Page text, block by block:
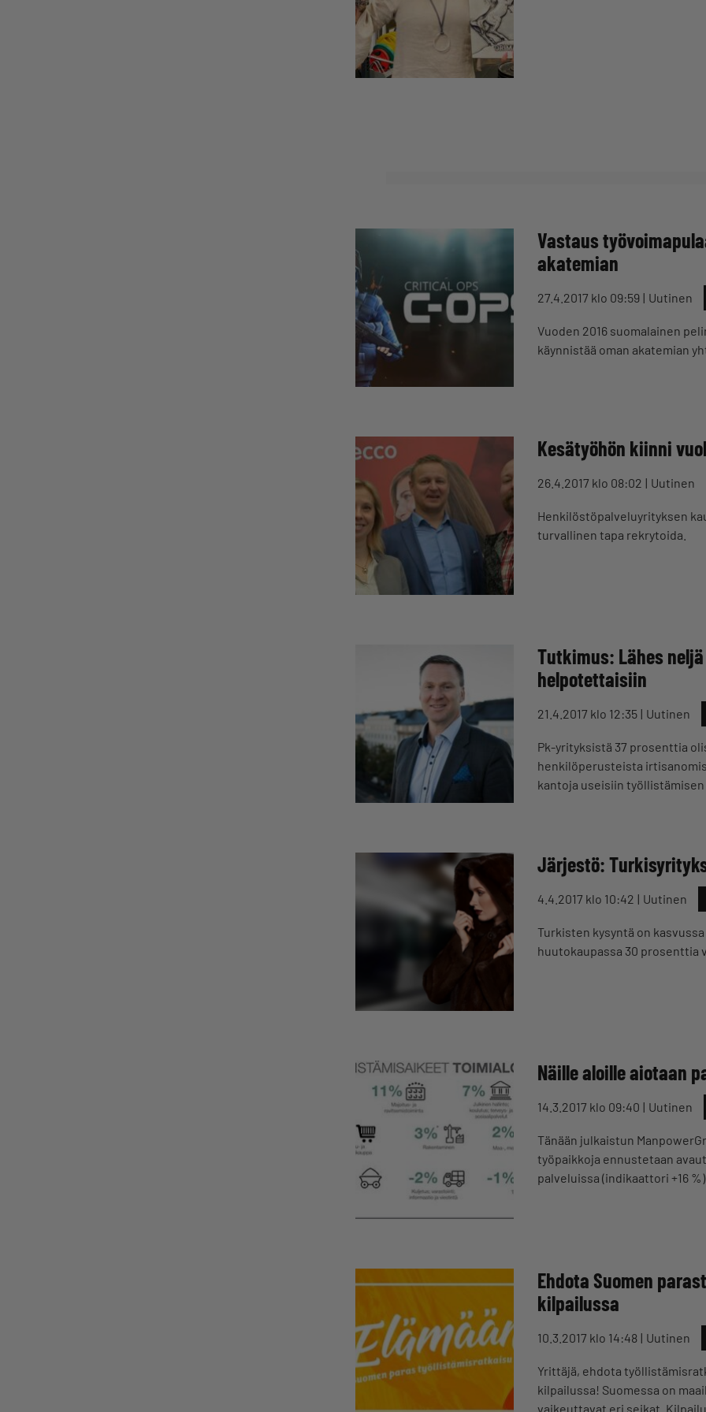
Vastaus
akatemian
27.4.2017 klo 09:59 Uutinen
Vuoden 2016 suomalainen
käynnistää oman akatemian
Kesätyöhön kiinni
26.4.2017 klo 08:02 Uutinen
Henkilöstöpalveluyrityksen
turvallinen tapa rekrytoida.
Tutkimus: Lähes
helpotettaisiin
21.4.2017 klo 12:35 Uutinen
Pk-yrityksistä 37 prosenttia
henkilöperusteista
kantoja useisiin
Järjestö:
4.4.2017 klo 10:42 Uutinen
Turkisten kysyntä on
huutokaupassa 30 prosenttia
Näille aloille aiotaan
14.3.2017 klo 09:40 Uutinen
Tänään julkaistun
työpaikkoja ennustetaan
palveluissa (indikaattori +16
Ehdota Suomen
kilpailussa
10.3.2017 klo 14:48 Uutinen
Yrittäjä, ehdota
kilpailussa! Suomessa on
vaikeuttavat eri seikat.